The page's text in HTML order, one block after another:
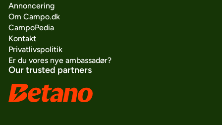
Annoncering
Om Campo.dk
CampoPedia
Kontakt
Privatlivspolitik
Er du vores nye ambassadør?
Our trusted partners